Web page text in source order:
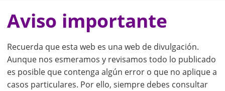
Aviso importante
Recuerda que esta web es una web de divulgación.
Aunque nos esmeramos y revisamos todo lo publicado
es posible que contenga algún error o que no aplique a
casos particulares. Por ello, siempre debes consultar